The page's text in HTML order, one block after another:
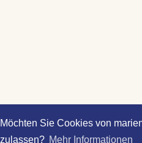
Möchten Sie Cookies von
zulassen? Mehr Informationen